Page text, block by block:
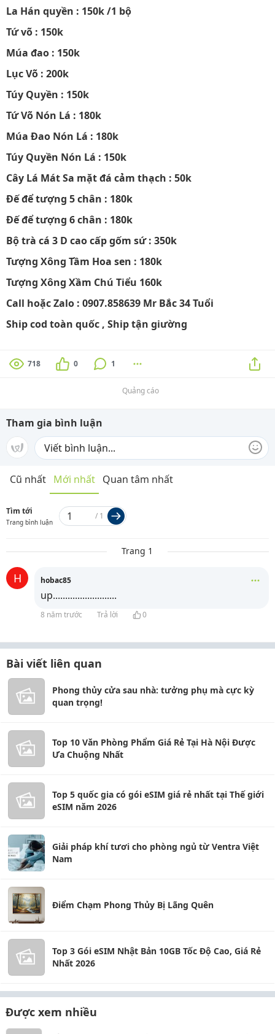
La Hán quyền : 150k /1 bộ
Tứ võ : 150k
Múa đao : 150k
Lục Võ : 200k
Túy Quyền : 150k
Tứ Võ Nón Lá : 180k
Múa Đao Nón Lá : 180k
Túy Quyền Nón Lá : 150k
Cây Lá Mát Sa mặt đá cảm thạch : 50k
Đế để tượng 5 chân : 180k
Đế để tượng 6 chân : 180k
Bộ trà cá 3 D cao cấp gốm sứ : 350k
Tượng Xông Tầm Hoa sen : 180k
Tượng Xông Xầm Chú Tiểu 160k
Call hoặc Zalo : 0907.858639 Mr Bắc 34 Tuổi
Ship cod toàn quốc , Ship tận giường
718 0 1
Quảng cáo
Tham gia bình luận
Cũ nhất Mới nhất Quan tâm nhất
Tìm tới
Trang bình luận
/ 1
Trang 1
H hobac85
up..........................
8 năm trước Trả lời 0
Bài viết liên quan
Phong thủy cửa sau nhà: tưởng phụ mà cực kỳ
quan trọng!
Top 10 Văn Phòng Phẩm Giá Rẻ Tại Hà Nội Được
Ưa Chuộng Nhất
Top 5 quốc gia có gói eSIM giá rẻ nhất tại Thế giới
eSIM năm 2026
Giải pháp khí tươi cho phòng ngủ từ Ventra Việt
Nam
Điểm Chạm Phong Thủy Bị Lãng Quên
Top 3 Gói eSIM Nhật Bản 10GB Tốc Độ Cao, Giá Rẻ
Nhất 2026
Được xem nhiều